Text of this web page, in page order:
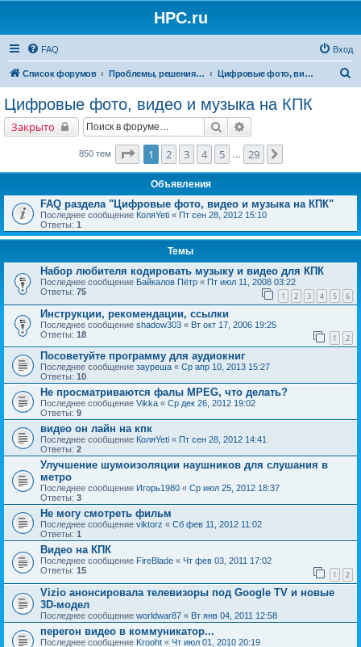
HPC.ru
FAQ Вход
Список форумов Проблемы, решения, советы Цифровые фото, видео и музыка на КПК
Цифровые фото, видео и музыка на КПК
Закрыто Поиск
850 тем Страница1 из
1 2 3 4 5 29
Объявления
FAQ раздела "Цифровые фото, видео и музыка на КПК"
Последнее сообщение КоляYeti « Пт сен 28, 2012 15:10
Ответы: 1
Темы
Набор любителя кодировать музыку и видео для КПК
Последнее сообщение Байкалов Пётр « Пт июл 11, 2008 03:22
Ответы: 75 1 2 3 4 5 6
Инструкции, рекомендации, ссылки
Последнее сообщение shadow303 « Вт окт 17, 2006 19:25
Ответы: 18 1 2
Посоветуйте программу для аудиокниг
Последнее сообщение зауреша « Ср апр 10, 2013 15:27
Ответы: 10
Не просматриваются фалы MPEG, что делать?
Последнее сообщение Vikka « Ср дек 26, 2012 19:02
Ответы: 9
видео он лайн на кпк
Последнее сообщение КоляYeti « Пт сен 28, 2012 14:41
Ответы: 2
Улучшение шумоизоляции наушников для слушания в
метро
Последнее сообщение Игорь1980 « Ср июл 25, 2012 18:37
Ответы: 3
Не могу смотреть фильм
Последнее сообщение viktorz « Сб фев 11, 2012 11:02
Ответы: 1
Видео на КПК
Последнее сообщение FireBlade « Чт фев 03, 2011 17:02
Ответы: 15 1 2
Vizio анонсировала телевизоры под Google TV и новые
3D-модел
Последнее сообщение worldwar87 « Вт янв 04, 2011 12:58
перегон видео в коммуникатор...
Последнее сообщение Krooht « Чт июл 01, 2010 20:19